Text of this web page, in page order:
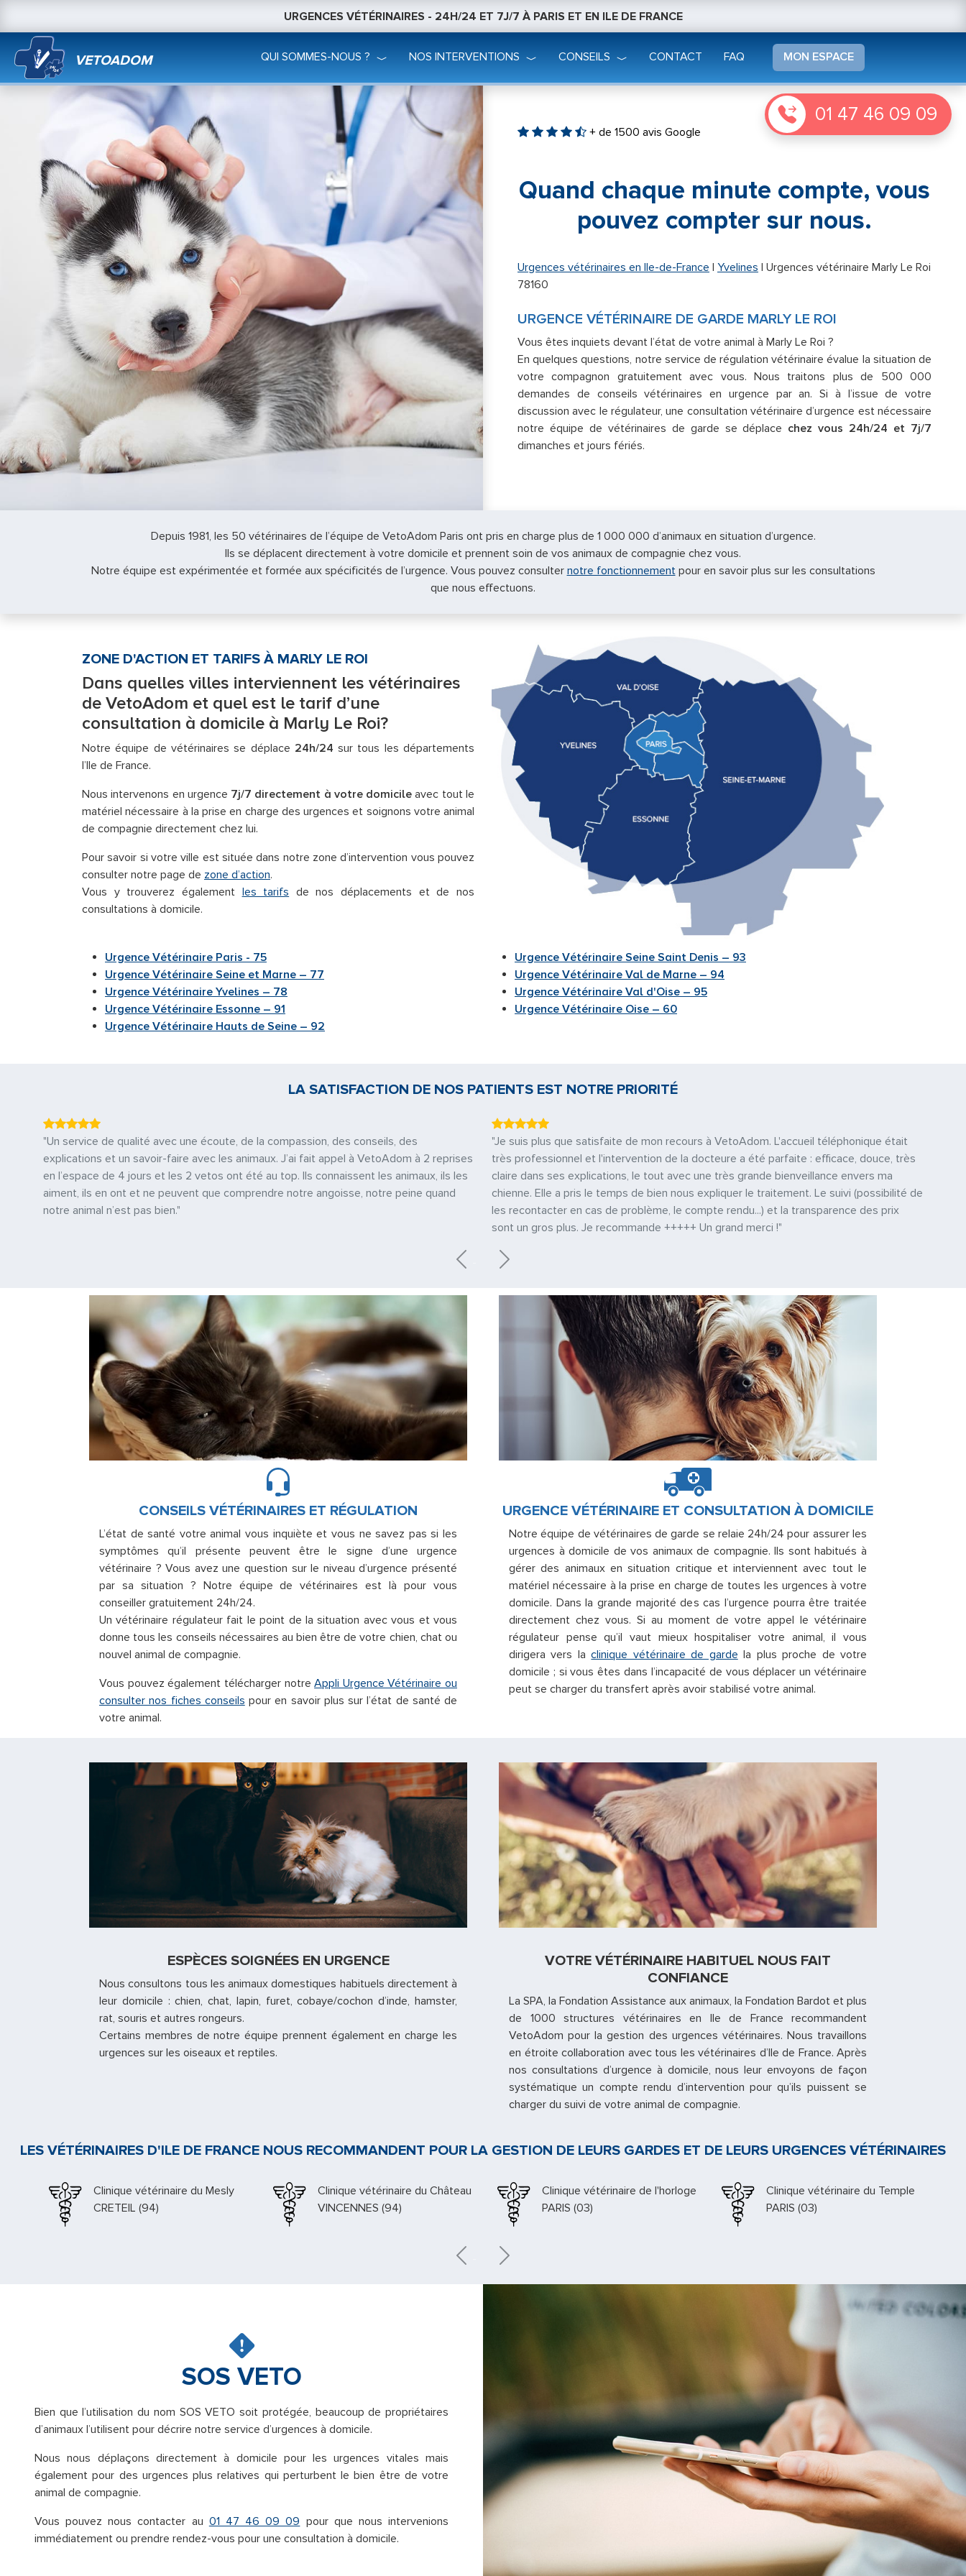
01 47 46 09 09
URGENCES VÉTÉRINAIRES - 24H/24 ET 7J/7 À PARIS ET EN ILE DE FRANCE
VETOADOM QUI SOMMES-NOUS ? NOS INTERVENTIONS CONSEILS CONTACT FAQ MON ESPACE
+ de 1500 avis Google
Quand chaque minute compte, vous
pouvez compter sur nous.
Urgences vétérinaires en Ile-de-France | Yvelines | Urgences vétérinaire Marly Le Roi
78160
URGENCE VÉTÉRINAIRE DE GARDE MARLY LE ROI
Vous êtes inquiets devant l’état de votre animal à Marly Le Roi ?
En quelques questions, notre service de régulation vétérinaire évalue la situation de
votre compagnon gratuitement avec vous. Nous traitons plus de 500 000
demandes de conseils vétérinaires en urgence par an. Si à l’issue de votre
discussion avec le régulateur, une consultation vétérinaire d’urgence est nécessaire
notre équipe de vétérinaires de garde se déplace chez vous 24h/24 et 7j/7
dimanches et jours fériés.
Depuis 1981, les 50 vétérinaires de l’équipe de VetoAdom Paris ont pris en charge plus de 1 000 000 d’animaux en situation d’urgence.
Ils se déplacent directement à votre domicile et prennent soin de vos animaux de compagnie chez vous.
Notre équipe est expérimentée et formée aux spécificités de l’urgence. Vous pouvez consulter notre fonctionnementpour en savoir plus sur les consultations
que nous effectuons.
ZONE D'ACTION ET TARIFS À MARLY LE ROI
Dans quelles villes interviennent les vétérinaires
de VetoAdom et quel est le tarif d’une
consultation à domicile à Marly Le Roi?
Notre équipe de vétérinaires se déplace 24h/24 sur tous les départements
l’Ile de France.
Nous intervenons en urgence 7j/7 directement à votre domicile avec tout le
matériel nécessaire à la prise en charge des urgences et soignons votre animal
de compagnie directement chez lui.
Pour savoir si votre ville est située dans notre zone d’intervention vous pouvez
consulter notre page de zone d’action.
Vous y trouverez également les tarifs de nos déplacements et de nos
consultations à domicile.
Urgence Vétérinaire Paris - 75
Urgence Vétérinaire Seine et Marne – 77
Urgence Vétérinaire Yvelines – 78
Urgence Vétérinaire Essonne – 91
Urgence Vétérinaire Hauts de Seine – 92
Urgence Vétérinaire Seine Saint Denis – 93
Urgence Vétérinaire Val de Marne – 94
Urgence Vétérinaire Val d'Oise – 95
Urgence Vétérinaire Oise – 60
LA SATISFACTION DE NOS PATIENTS EST NOTRE PRIORITÉ
"Un service de qualité avec une écoute, de la compassion, des conseils, des
explications et un savoir-faire avec les animaux. J’ai fait appel à VetoAdom à 2 reprises
en l’espace de 4 jours et les 2 vetos ont été au top. Ils connaissent les animaux, ils les
aiment, ils en ont et ne peuvent que comprendre notre angoisse, notre peine quand
notre animal n’est pas bien."
"Je suis plus que satisfaite de mon recours à VetoAdom. L'accueil téléphonique était
très professionnel et l'intervention de la docteure a été parfaite : efficace, douce, très
claire dans ses explications, le tout avec une très grande bienveillance envers ma
chienne. Elle a pris le temps de bien nous expliquer le traitement. Le suivi (possibilité de
les recontacter en cas de problème, le compte rendu...) et la transparence des prix
sont un gros plus. Je recommande +++++ Un grand merci !"
Previous
CONSEILS VÉTÉRINAIRES ET RÉGULATION
L’état de santé votre animal vous inquiète et vous ne savez pas si les
symptômes qu’il présente peuvent être le signe d’une urgence
vétérinaire ? Vous avez une question sur le niveau d’urgence présenté
par sa situation ? Notre équipe de vétérinaires est là pour vous
conseiller gratuitement 24h/24.
Un vétérinaire régulateur fait le point de la situation avec vous et vous
donne tous les conseils nécessaires au bien être de votre chien, chat ou
nouvel animal de compagnie.
Vous pouvez également télécharger notreAppli Urgence Vétérinaire ou
consulter nos fiches conseils pour en savoir plus sur l’état de santé de
votre animal.
URGENCE VÉTÉRINAIRE ET CONSULTATION À DOMICILE
Notre équipe de vétérinaires de garde se relaie 24h/24 pour assurer les
urgences à domicile de vos animaux de compagnie. Ils sont habitués à
gérer des animaux en situation critique et interviennent avec tout le
matériel nécessaire à la prise en charge de toutes les urgences à votre
domicile. Dans la grande majorité des cas l’urgence pourra être traitée
directement chez vous. Si au moment de votre appel le vétérinaire
régulateur pense qu’il vaut mieux hospitaliser votre animal, il vous
dirigera vers laclinique vétérinaire de garde la plus proche de votre
domicile ; si vous êtes dans l’incapacité de vous déplacer un vétérinaire
peut se charger du transfert après avoir stabilisé votre animal.
ESPÈCES SOIGNÉES EN URGENCE
Nous consultons tous les animaux domestiques habituels directement à
leur domicile : chien, chat, lapin, furet, cobaye/cochon d’inde, hamster,
rat, souris et autres rongeurs.
Certains membres de notre équipe prennent également en charge les
urgences sur les oiseaux et reptiles.
VOTRE VÉTÉRINAIRE HABITUEL NOUS FAIT
CONFIANCE
La SPA, la Fondation Assistance aux animaux, la Fondation Bardot et plus
de 1000 structures vétérinaires en Ile de France recommandent
VetoAdom pour la gestion des urgences vétérinaires. Nous travaillons
en étroite collaboration avec tous les vétérinaires d’Ile de France. Après
nos consultations d’urgence à domicile, nous leur envoyons de façon
systématique un compte rendu d’intervention pour qu’ils puissent se
charger du suivi de votre animal de compagnie.
LES VÉTÉRINAIRES D'ILE DE FRANCE NOUS RECOMMANDENT POUR LA GESTION DE LEURS GARDES ET DE LEURS URGENCES VÉTÉRINAIRES
Docteur Kupfer
PARIS (03)
Clinique vétérinaire Saint Michel
PARIS (06)
Docteur Rabany
PARIS (07)
Docteur Lacroix
PARIS (07)
Previous
SOS VETO
Bien que l’utilisation du nom SOS VETO soit protégée, beaucoup de propriétaires
d’animaux l’utilisent pour décrire notre service d’urgences à domicile.
Nous nous déplaçons directement à domicile pour les urgences vitales mais
également pour des urgences plus relatives qui perturbent le bien être de votre
animal de compagnie.
Vous pouvez nous contacter au 01 47 46 09 09 pour que nous intervenions
immédiatement ou prendre rendez-vous pour une consultation à domicile.